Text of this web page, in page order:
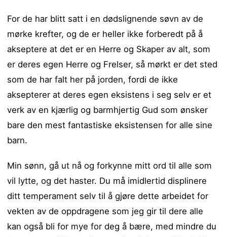
For de har blitt satt i en dødslignende søvn av de
mørke krefter, og de er heller ikke forberedt på å
akseptere at det er en Herre og Skaper av alt, som
er deres egen Herre og Frelser, så mørkt er det sted
som de har falt her på jorden, fordi de ikke
aksepterer at deres egen eksistens i seg selv er et
verk av en kjærlig og barmhjertig Gud som ønsker
bare den mest fantastiske eksistensen for alle sine
barn.
Min sønn, gå ut nå og forkynne mitt ord til alle som
vil lytte, og det haster. Du må imidlertid displinere
ditt temperament selv til å gjøre dette arbeidet for
vekten av de oppdragene som jeg gir til dere alle
kan også bli for mye for deg å bære, med mindre du